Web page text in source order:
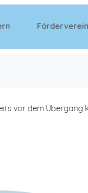
Förderverein
vor dem Übergang